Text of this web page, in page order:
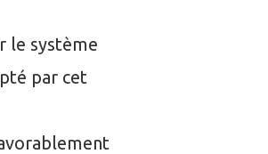
le système
par cet